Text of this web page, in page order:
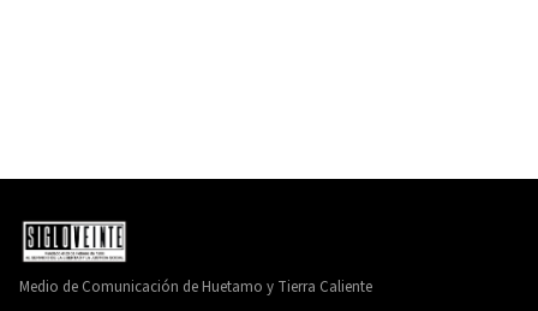
Medio de Comunicación de Huetamo y Tierra Caliente